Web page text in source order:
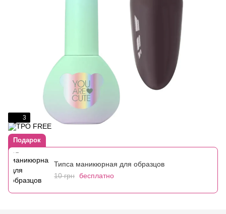
3
Подарок
Типса маникюрная для образцов
10 грн бесплатно